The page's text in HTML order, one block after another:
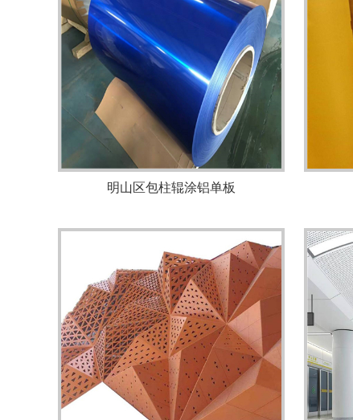
明山区包柱辊涂铝单板